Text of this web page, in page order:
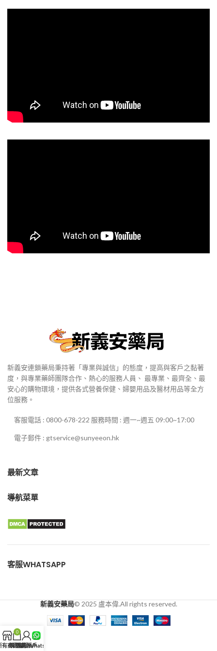
新義安連鎖藥局秉持著「專業與誠信」的態度，提高與客戶之黏著
度，與專業藥師團隊合作、熱心的服務人員、 最專業、最齊全、最
安心的購物環境，提供各式營養保健、婦嬰用品及醫材用品等全方
位服務。
客服電話 : 0800-678-222 服務時間 : 週一~週五 09:00~17:00
電子郵件 : gtservice@sunyeeon.hk
最新文章
導航菜單
客服WHATSAPP
新義安藥局© 2025 盧本偉.All rights reserved.
有商品
0
購物車我的賬戶
客服WhatsApp